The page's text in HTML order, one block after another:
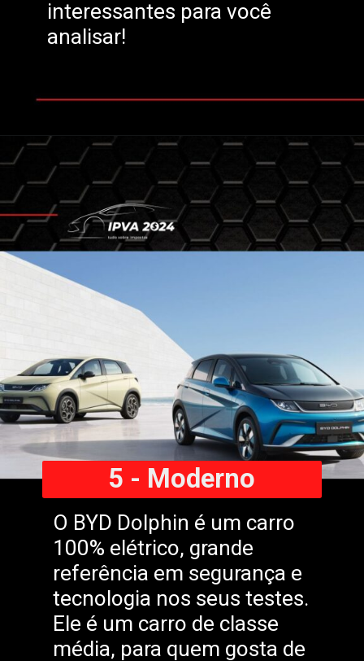
interessantes para você
analisar!
O BYD Dolphin é um carro
100% elétrico, grande
referência em segurança e
tecnologia nos seus testes.
Ele é um carro de classe
média, para quem gosta de
5 - Moderno